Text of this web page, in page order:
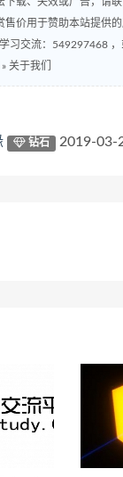
售价用于赞助本站提供
习交流：549297468
» 关于我们
钻石 2019-03-